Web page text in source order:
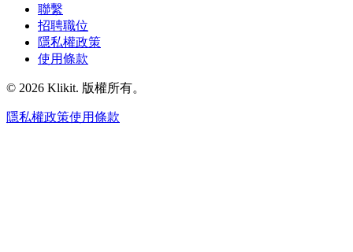
聯繫
招聘職位
隱私權政策
使用條款
© 2026 Klikit. 版權所有。
隱私權政策使用條款